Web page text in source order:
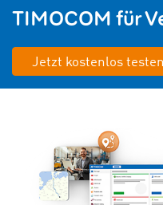
TIMOCOM für
Jetzt kostenlos testen